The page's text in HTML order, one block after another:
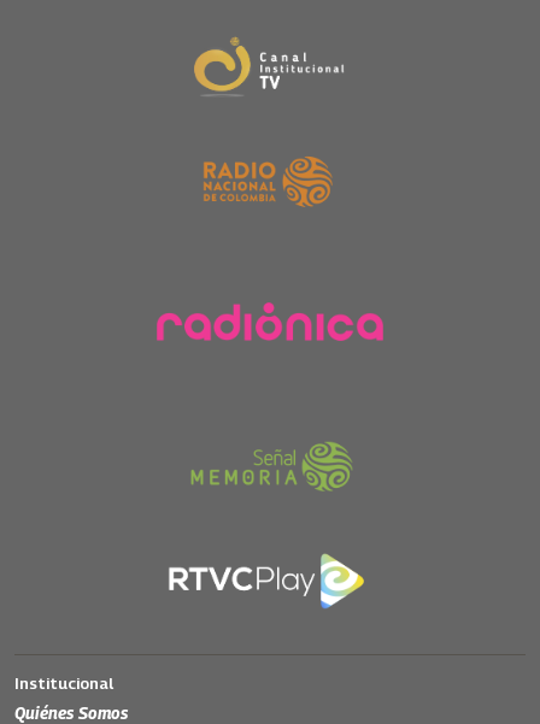
Institucional
Quiénes Somos